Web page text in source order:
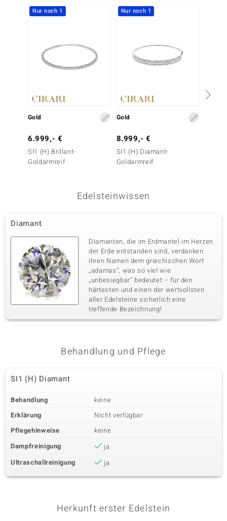
Nur noch 1
Gold
6.999,- €
SI1 (H) Brillant-
Goldarmreif
Nur noch 1
Gold
8.999,- €
SI1 (H) Diamant-
Goldarmreif
Edelsteinwissen
Diamant
Diamanten, die im Erdmantel im Herzen
der Erde entstanden sind, verdanken
ihren Namen dem griechischen Wort
„adamas“, was so viel wie
„unbesiegbar“ bedeutet – für den
härtesten und einen der wertvollsten
aller Edelsteine sicherlich eine
treffende Bezeichnung!
Behandlung und Pflege
SI1 (H) Diamant
Behandlung
keine
Erklärung
Nicht verfügbar
Pflegehinweise
keine
Dampfreinigung
ja
Ultraschallreinigung
ja
Herkunft erster Edelstein